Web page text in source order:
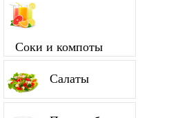
Соки и компоты
Салаты